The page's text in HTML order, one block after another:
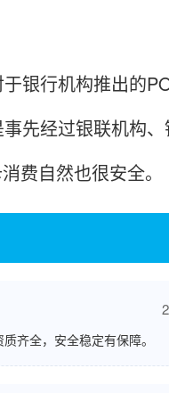
银行机构推出的
先经过银联机构
费自然也很安全。
齐全，安全稳定有保障。